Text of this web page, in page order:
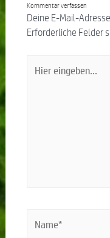
Kommentar verfassen
Deine E-Mail-
Erforderliche Felder